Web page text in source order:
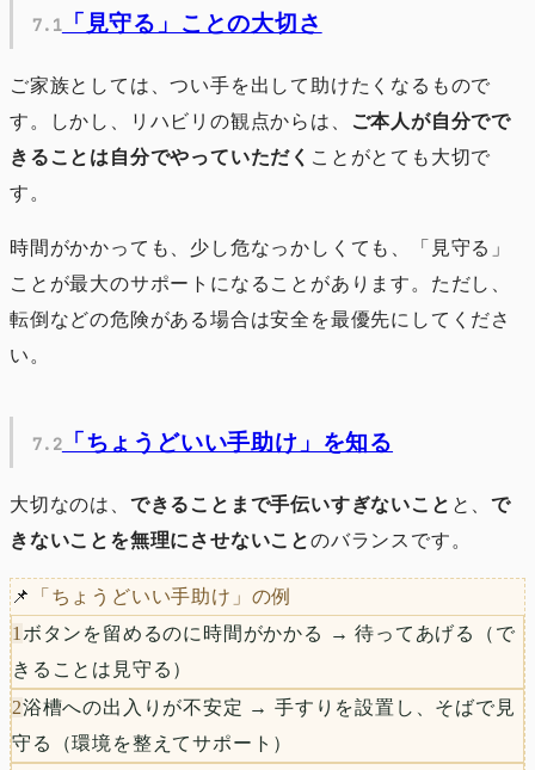
「見守る」ことの大切さ
ご家族としては、つい手を出して助けたくなるもので
す。しかし、リハビリの観点からは、
ご本人が自分でで
きることは自分でやっていただく ことがとても大切で
す。
時間がかかっても、少し危なっかしくても、「見守る」
ことが最大のサポートになることがあります。ただし、
転倒などの危険がある場合は安全を最優先にしてくださ
い。
「ちょうどいい手助け」を知る
大切なのは、 できることまで手伝いすぎないこと と、で
きないことを無理にさせないことのバランスです。
📌
「ちょうどいい手助け」の例
1 ボタンを留めるのに時間がかかる → 待ってあげる（で
きることは見守る）
2浴槽への出入りが不安定 → 手すりを設置し、そばで見
守る（環境を整えてサポート）